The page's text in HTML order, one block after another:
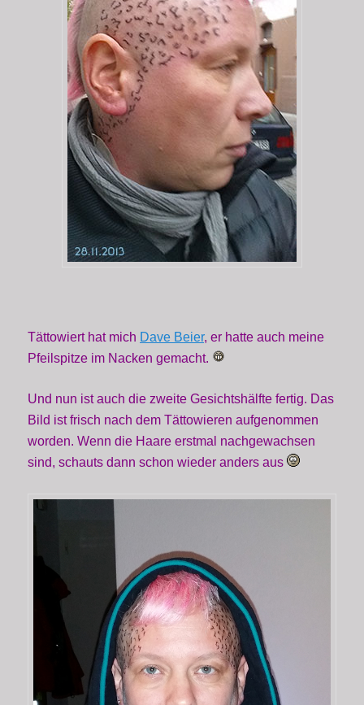
Tättowiert hat mich Dave Beier, er hatte auch meine
Pfeilspitze im Nacken gemacht.
Und nun ist auch die zweite Gesichtshälfte fertig. Das
Bild ist frisch nach dem Tättowieren aufgenommen
worden. Wenn die Haare erstmal nachgewachsen
sind, schauts dann schon wieder anders aus